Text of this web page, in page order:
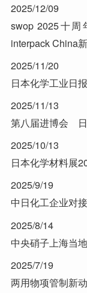
2025/12/09
swop 2025十
interpack China
2025/11/20
日本化学工业日
2025/11/13
第八届进博会
2025/10/13
日本化学材料展
2025/9/19
中日化工企业对
2025/8/14
中央硝子上海当
2025/7/19
两用物项管制新